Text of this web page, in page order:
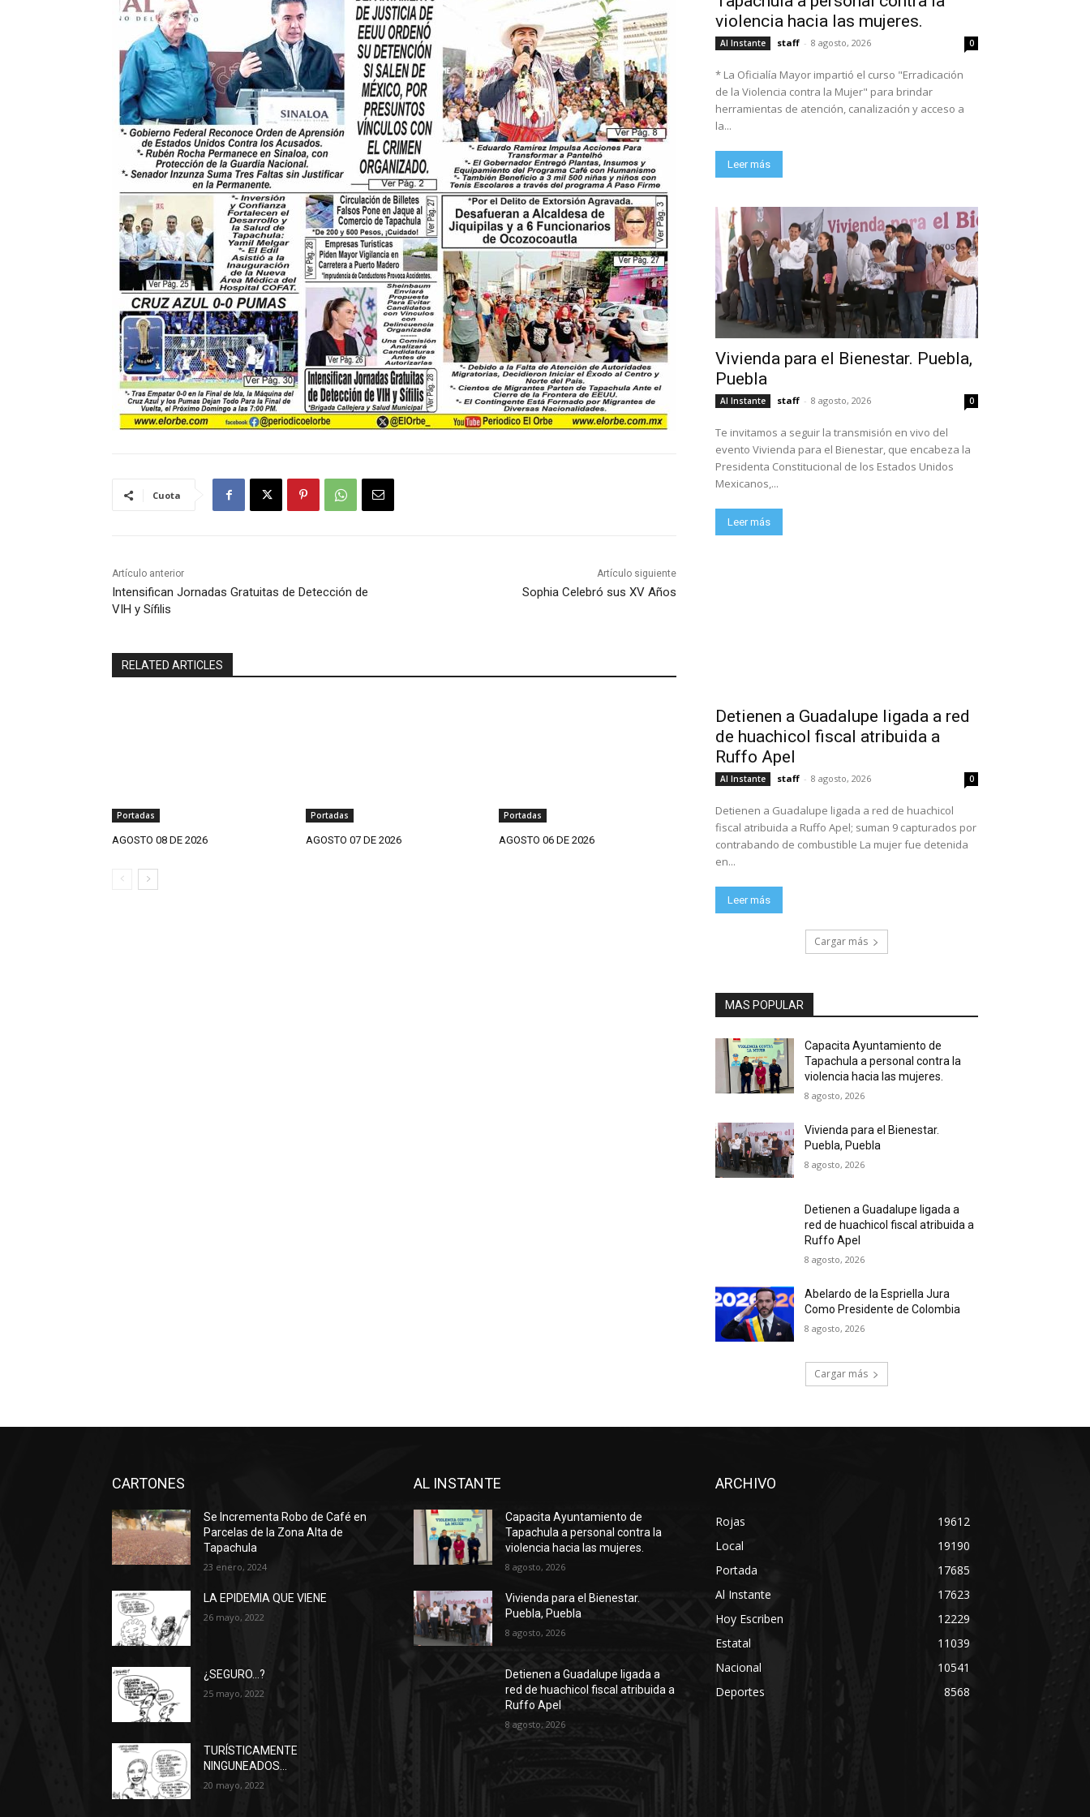
Cuota
Artículo anterior
Intensifican Jornadas Gratuitas de Detección de
VIH y Sífilis
Artículo siguiente
Sophia Celebró sus XV Años
RELATED ARTICLES
Portadas
AGOSTO 08 DE 2026
Portadas
AGOSTO 07 DE 2026
Portadas
AGOSTO 06 DE 2026
violencia hacia las mujeres.
Al Instante staff - 8 agosto, 2026 0
* La Oficialía Mayor impartió el curso "Erradicación
de la Violencia contra la Mujer" para brindar
herramientas de atención, canalización y acceso a
la...
Leer más
Vivienda para el Bienestar. Puebla,
Puebla
Al Instante staff - 8 agosto, 2026 0
Te invitamos a seguir la transmisión en vivo del
evento Vivienda para el Bienestar, que encabeza la
Presidenta Constitucional de los Estados Unidos
Mexicanos,...
Leer más
Detienen a Guadalupe ligada a red
de huachicol fiscal atribuida a
Ruffo Apel
Al Instante staff - 8 agosto, 2026 0
Detienen a Guadalupe ligada a red de huachicol
fiscal atribuida a Ruffo Apel; suman 9 capturados por
contrabando de combustible La mujer fue detenida
en...
Leer más
Cargar más
MAS POPULAR
Capacita Ayuntamiento de
Tapachula a personal contra la
violencia hacia las mujeres.
8 agosto, 2026
Vivienda para el Bienestar.
Puebla, Puebla
8 agosto, 2026
Detienen a Guadalupe ligada a
red de huachicol fiscal atribuida a
Ruffo Apel
8 agosto, 2026
Abelardo de la Espriella Jura
Como Presidente de Colombia
8 agosto, 2026
Cargar más
CARTONES
Se Incrementa Robo de Café en
Parcelas de la Zona Alta de
Tapachula
23 enero, 2024
LA EPIDEMIA QUE VIENE
26 mayo, 2022
¿SEGURO…?
25 mayo, 2022
TURÍSTICAMENTE
NINGUNEADOS…
20 mayo, 2022
AL INSTANTE
Capacita Ayuntamiento de
Tapachula a personal contra la
violencia hacia las mujeres.
8 agosto, 2026
Vivienda para el Bienestar.
Puebla, Puebla
8 agosto, 2026
Detienen a Guadalupe ligada a
red de huachicol fiscal atribuida a
Ruffo Apel
8 agosto, 2026
ARCHIVO
Rojas
19612
Local
19190
Portada
17685
Al Instante
17623
Hoy Escriben
12229
Estatal
11039
Nacional
10541
Deportes
8568